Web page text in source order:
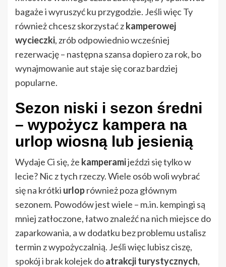
bagaże i wyruszyć ku przygodzie. Jeśli więc Ty
również chcesz skorzystać zkamperowej
wycieczki, zrób odpowiednio wcześniej
rezerwację – następna szansa dopiero za rok, bo
wynajmowanie aut staje się coraz bardziej
popularne.
Sezon niski i sezon średni
– wypożycz kampera na
urlop wiosną lub jesienią
Wydaje Ci się, że kamperamijeździ się tylko w
lecie? Nic z tych rzeczy. Wiele osób woli wybrać
się na krótki urloprównież poza głównym
sezonem. Powodów jest wiele – m.in. kempingi są
mniej zatłoczone, łatwo znaleźć na nich miejsce do
zaparkowania, a w dodatku bez problemu ustalisz
termin z wypożyczalnią. Jeśli więc lubisz ciszę,
spokój i brak kolejek doatrakcji turystycznych,